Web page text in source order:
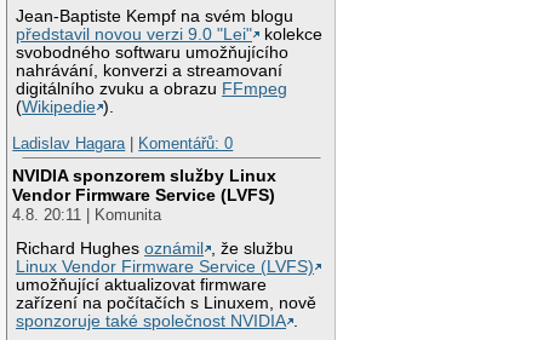
Jean-Baptiste Kempf na svém blogu
představil novou verzi 9.0 "Lei"
kolekce
svobodného softwaru umožňujícího
nahrávání, konverzi a streamovaní
digitálního zvuku a obrazu FFmpeg
(Wikipedie ).
Ladislav Hagara| Komentářů: 0
NVIDIA sponzorem služby Linux
Vendor Firmware Service (LVFS)
4.8. 20:11 | Komunita
Richard Hughesoznámil
, že službu
Linux Vendor Firmware Service (LVFS)
umožňující aktualizovat firmware
zařízení na počítačích s Linuxem, nově
sponzoruje také společnost NVIDIA .